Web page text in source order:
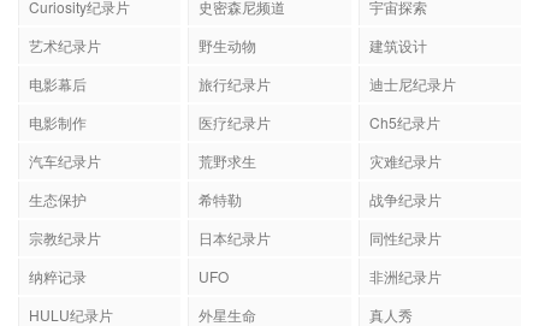
Curiosity纪录片 史密森尼频道
宇宙探索
艺术纪录片
野生动物
建筑设计
电影幕后
旅行纪录片
迪士尼纪录片
电影制作
医疗纪录片
Ch5纪录片
汽车纪录片
荒野求生
灾难纪录片
生态保护
希特勒
战争纪录片
宗教纪录片
日本纪录片
同性纪录片
纳粹记录
UFO
非洲纪录片
HULU纪录片
外星生命
真人秀